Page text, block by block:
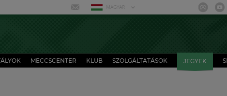
MAGYAR
MECCSCENTER KLUB SZOLGÁLTATÁSOK JEGYEK